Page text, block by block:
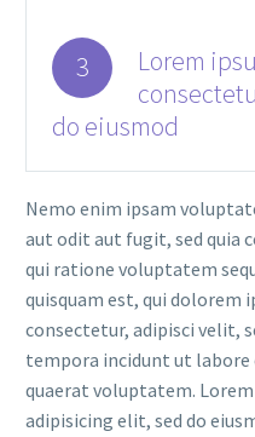
3
Lorem
do eiusmod
Nemo enim ipsam
aut odit aut fugit, sed quia
qui ratione voluptatem
quisquam est, qui dolorem
consectetur, adipisci velit,
tempora incidunt ut
quaerat voluptatem.
adipisicing elit, sed do